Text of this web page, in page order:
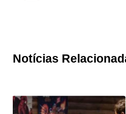
Notícias